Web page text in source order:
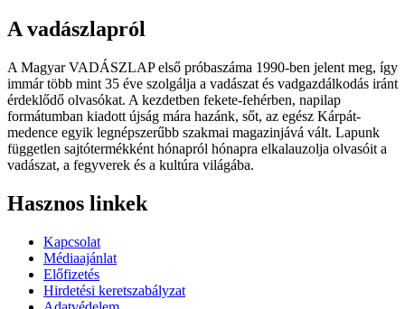
A vadászlapról
A Magyar VADÁSZLAP első próbaszáma 1990-ben jelent meg, így
immár több mint 35 éve szolgálja a vadászat és vadgazdálkodás iránt
érdeklődő olvasókat. A kezdetben fekete-fehérben, napilap
formátumban kiadott újság mára hazánk, sőt, az egész Kárpát-
medence egyik legnépszerűbb szakmai magazinjává vált. Lapunk
független sajtótermékként hónapról hónapra elkalauzolja olvasóit a
vadászat, a fegyverek és a kultúra világába.
Hasznos linkek
Kapcsolat
Médiaajánlat
Előfizetés
Hirdetési keretszabályzat